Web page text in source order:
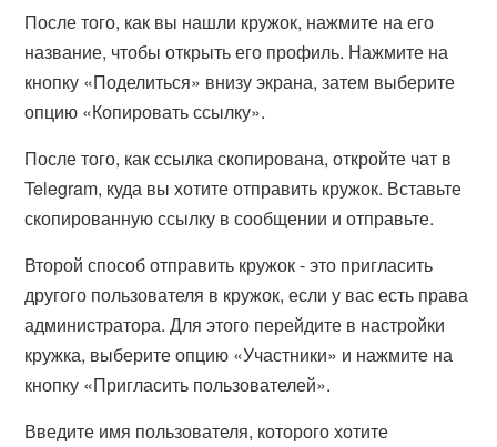
После того, как вы нашли кружок, нажмите на его
название, чтобы открыть его профиль. Нажмите на
кнопку «Поделиться» внизу экрана, затем выберите
опцию «Копировать ссылку».
После того, как ссылка скопирована, откройте чат в
Telegram, куда вы хотите отправить кружок. Вставьте
скопированную ссылку в сообщении и отправьте.
Второй способ отправить кружок - это пригласить
другого пользователя в кружок, если у вас есть права
администратора. Для этого перейдите в настройки
кружка, выберите опцию «Участники» и нажмите на
кнопку «Пригласить пользователей».
Введите имя пользователя, которого хотите